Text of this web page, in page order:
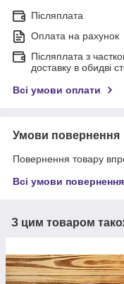
Післяплата
Оплата на рахунок
Післяплата з
доставку в обидві
Всі умови оплати
Умови повернення
Повернення товару
Всі умови повернення
З цим товаром